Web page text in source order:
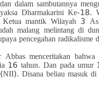
dalam sambutannya
Dharmakarini Ke-18.
mantik Wilayah 3
malang melintang di
pencegahan radikalisme
Abbas menceritakan
16 tahun. Dan pada
Disana beliau masuk